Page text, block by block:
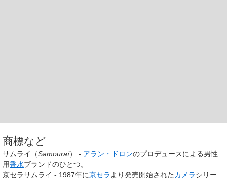
商標など
サムライ（Samouraï） - アラン・ドロンのプロデュースによる男性
用香水ブランドのひとつ。
京セラサムライ - 1987年に京セラより発売開始されたカメラシリー